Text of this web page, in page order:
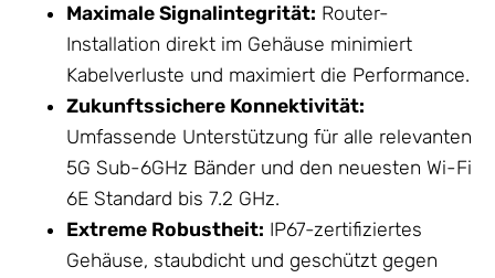
Maximale Signalintegrität: Router-
Installation direkt im Gehäuse minimiert
Kabelverluste und maximiert die Performance.
Zukunftssichere Konnektivität:
Umfassende Unterstützung für alle relevanten
5G Sub-6GHz Bänder und den neuesten Wi-Fi
6E Standard bis 7.2 GHz.
Extreme Robustheit: IP67-zertifiziertes
Gehäuse, staubdicht und geschützt gegen